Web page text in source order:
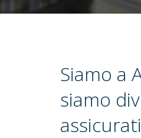
Siamo a
siamo